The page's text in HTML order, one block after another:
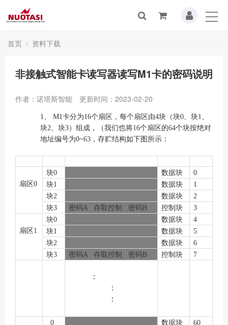
首页 资料下载
非接触式智能卡读写器读写M1卡的密码说明
作者：诺塔斯智能 更新时间：2023-02-20
1、 M1卡分为16个扇区，每个扇区由4块（块0、块1、
块2、块3）组成，（我们也将16个扇区的64个块按绝对
地址编号为0~63 ，存贮结构如下图所示：
扇区0
块0 数据块
0
块1 数据块
1
块2 数据块
2
块3 密码A 存取控制 密码 B 控制块 3
扇区 1
块0 数据块
4
块1 数据块
5
块2 数据块
6
块3 密码A 存取控制 密码 B 控制块 7
∶
∶
∶
0 数据块
60